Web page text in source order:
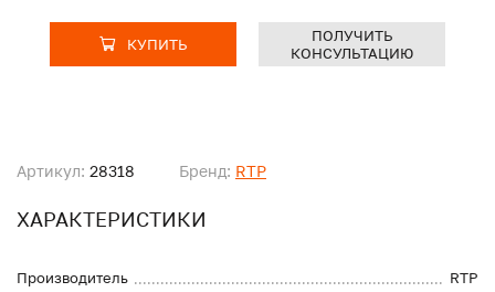
Артикул: 28318 Бренд: RTP
ХАРАКТЕРИСТИКИ
Производитель
RTP
КУПИТЬ
ПОЛУЧИТЬ
КОНСУЛЬТАЦИЮ